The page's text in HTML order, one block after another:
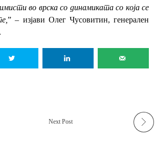
во врска со динамиката со која се
” – изјави Олег Чусовитин, генерален
Next Post